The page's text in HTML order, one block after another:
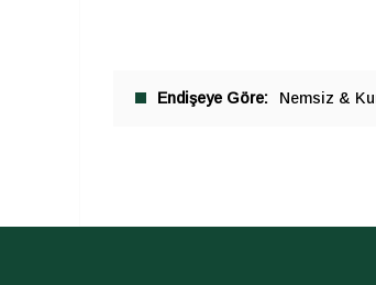
Endişeye Göre Nemsiz &